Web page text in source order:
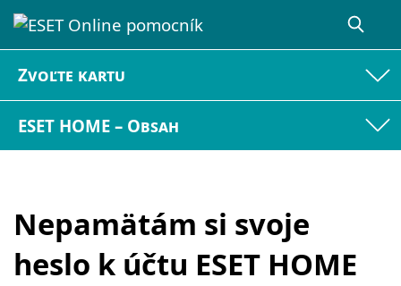
Zvoľte kartu
ESET HOME – Obsah
Nepamätám si svoje
heslo k účtu ESET HOME